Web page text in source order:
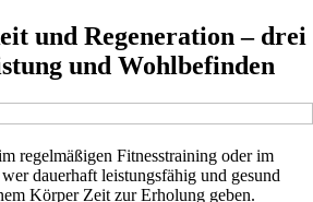
und Regeneration – drei
und Wohlbefinden
regelmäßigen Fitnesstraining oder im
dauerhaft leistungsfähig und gesund
Körper Zeit zur Erholung geben.